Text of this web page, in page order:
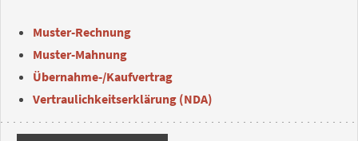
Muster-Rechnung
Muster-Mahnung
Übernahme-/Kaufvertrag
Vertraulichkeitserklärung (NDA)